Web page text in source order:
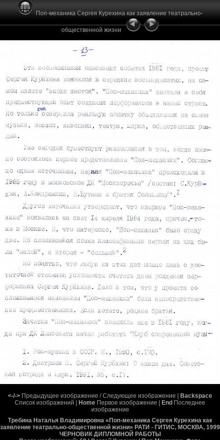
Поп-механика Сергея Курехина как заявление театрально-
общественной жизни
<-/-> Предыдущее изображение / Следующее изображение |
Backspace
Список изображений |
Home Первое изображение | End Последнее
изображение
Требина Наталья Владимировна «Поп-механика Сергея Курехина как
заявление театрально-общественной жизни» РАТИ - ГИТИС, МОСКВА, 1999
ЧЕРНОВИК ДИПЛОМНОЙ РАБОТЫ